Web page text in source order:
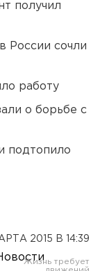
получил
России сочли
работу
о борьбе с
подтопило
2015 В 14:39